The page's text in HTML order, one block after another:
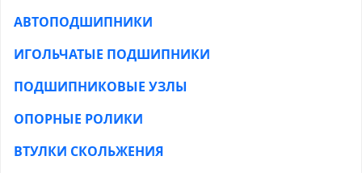
АВТОПОДШИПНИКИ
ИГОЛЬЧАТЫЕ ПОДШИПНИКИ
ПОДШИПНИКОВЫЕ УЗЛЫ
ОПОРНЫЕ РОЛИКИ
ВТУЛКИ СКОЛЬЖЕНИЯ